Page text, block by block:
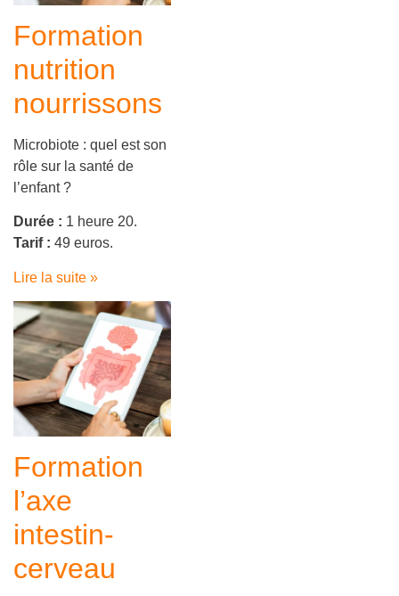
Formation
nutrition
nourrissons
Microbiote : quel est son
rôle sur la santé de
l’enfant ?
Durée : 1 heure 20.
Tarif : 49 euros.
Lire la suite »
Formation
l’axe
intestin-
cerveau